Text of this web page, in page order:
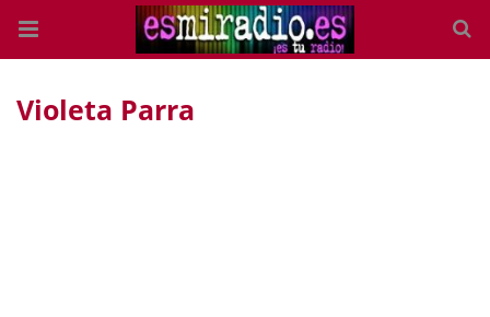
Violeta Parra